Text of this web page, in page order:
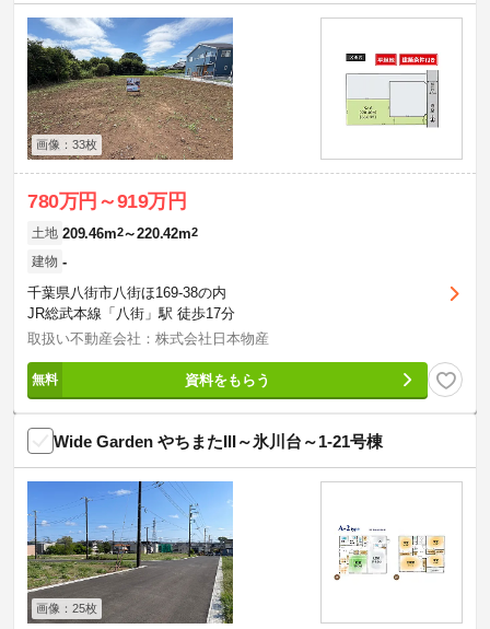
画像：33枚
780万円～919万円
土地 209.46m2～220.42m2
建物 -
千葉県八街市八街ほ169-38の内
JR総武本線「八街」駅 徒歩17分
取扱い不動産会社：株式会社日本物産
資料をもらう
Wide Garden やちまたIII～氷川台～1-21号棟
画像：25枚